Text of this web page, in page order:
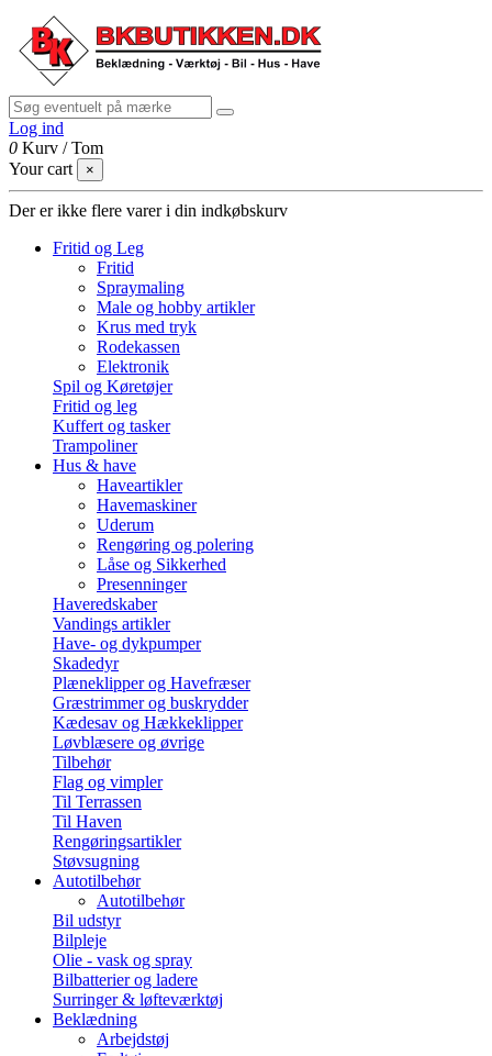
Log ind
0 Kurv /Tom
Your cart
×
Der er ikke flere varer i din indkøbskurv
Fritid og Leg
Fritid
Spraymaling
Male og hobby artikler
Krus med tryk
Rodekassen
Elektronik
Spil og Køretøjer
Fritid og leg
Kuffert og tasker
Trampoliner
Hus & have
Haveartikler
Havemaskiner
Uderum
Rengøring og polering
Låse og Sikkerhed
Presenninger
Haveredskaber
Vandings artikler
Have- og dykpumper
Skadedyr
Plæneklipper og Havefræser
Græstrimmer og buskrydder
Kædesav og Hækkeklipper
Løvblæsere og øvrige
Tilbehør
Flag og vimpler
Til Terrassen
Til Haven
Rengøringsartikler
Støvsugning
Autotilbehør
Autotilbehør
Bil udstyr
Bilpleje
Olie - vask og spray
Bilbatterier og ladere
Surringer & løfteværktøj
Beklædning
Arbejdstøj